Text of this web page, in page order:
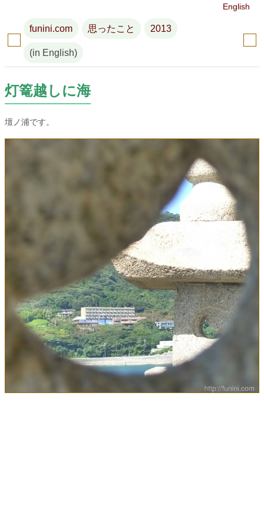
English
funini.com 思ったこと 2013
(in English)
灯篭越しに海
壇ノ浦です。